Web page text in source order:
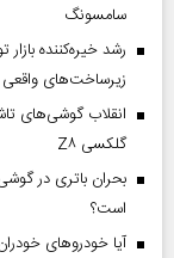
سامسونگ
زیرساخت‌های واقعی
انقلاب گوشی‌های
گلکسی Z۸
است؟
آیا خودروهای